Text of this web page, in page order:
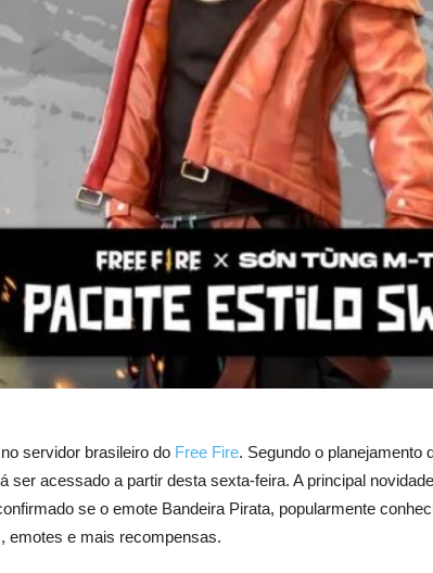
servidor brasileiro do Free Fire. Segundo o planejamento
ser acessado a partir desta sexta-feira. A principal
se o emote Bandeira Pirata, popularmente
emotes e mais recompensas.